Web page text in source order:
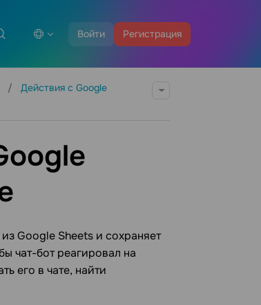
Войти Регистрация
Действия с Google
Google Sheets и сохраняет
чат-бот реагировал на
его в чате, найти